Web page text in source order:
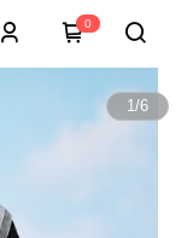
0
1/6